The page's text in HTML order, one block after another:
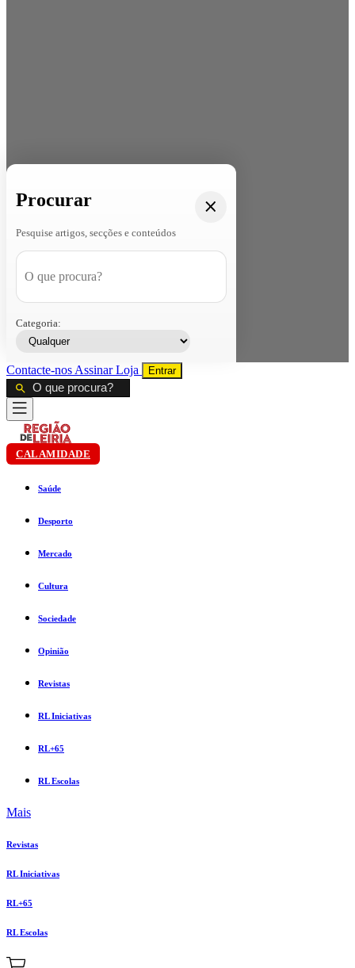
Procurar
Pesquise artigos, secções e conteúdos
Categoria:
Contacte-nos AssinarLoja Entrar
CALAMIDADE
Saúde
Desporto
Mercado
Cultura
Sociedade
Opinião
Revistas
RL Iniciativas
RL+65
RL Escolas
Mais
Revistas
RL Iniciativas
RL+65
RL Escolas